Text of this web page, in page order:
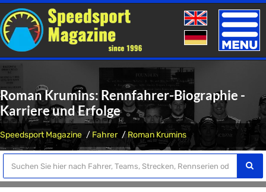
Toggle
Roman Krumins: Rennfahrer-Biographie -
Karriere und Erfolge
Speedsport Magazine Fahrer Roman Krumins